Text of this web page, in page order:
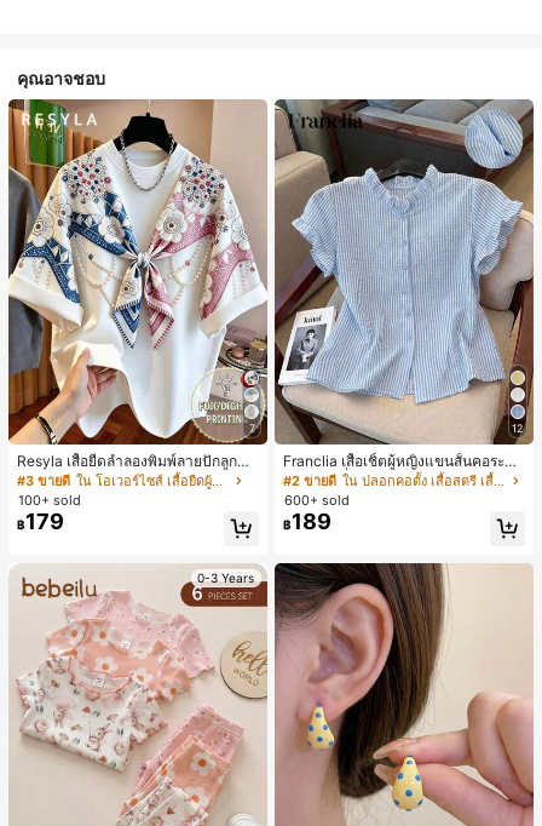
คุณอาจชอบ
7
Resyla เสื้อยืดลำลองพิมพ์ลายปักลูกปัด
รูปโบว์ขนาดใหญ่สำหรับผู้หญิง
#3 ขายดี
ใน โอเวอร์ไซส์ เสื้อยืดผู้หญิง
100+ sold
฿179
0-3 Years
12
Franclia เสื้อเชิ้ตผู้หญิงแขนสั้นคอระบา
ยกระดุมเดี่ยวลายทาง
#2 ขายดี
ใน ปลอกคอตั้ง เสื้อสตรี เสื้อเบลาส์ & Tee
600+ sold
฿189